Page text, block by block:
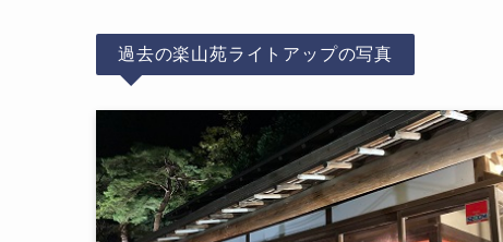
過去の楽山苑ライトアップの写真